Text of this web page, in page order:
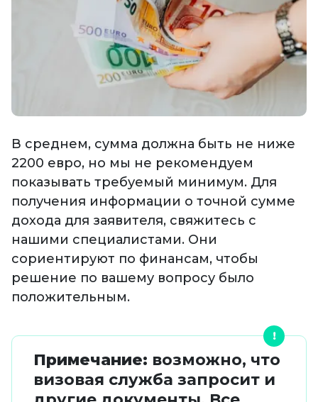
В среднем, сумма должна быть не ниже
2200 евро, но мы не рекомендуем
показывать требуемый минимум. Для
получения информации о точной сумме
дохода для заявителя, свяжитесь с
нашими специалистами. Они
сориентируют по финансам, чтобы
решение по вашему вопросу было
положительным.
Примечание: возможно, что
визовая служба запросит и